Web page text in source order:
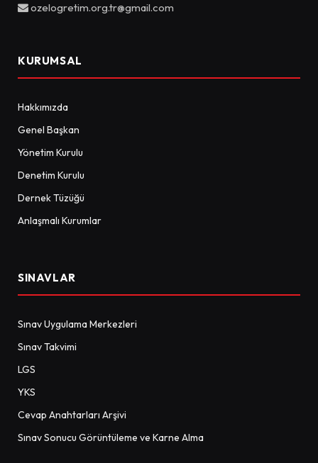
ozelogretim.org.tr@gmail.com
KURUMSAL
Hakkımızda
Genel Başkan
Yönetim Kurulu
Denetim Kurulu
Dernek Tüzüğü
Anlaşmalı Kurumlar
SINAVLAR
Sınav Uygulama Merkezleri
Sınav Takvimi
LGS
YKS
Cevap Anahtarları Arşivi
Sınav Sonucu Görüntüleme ve Karne Alma